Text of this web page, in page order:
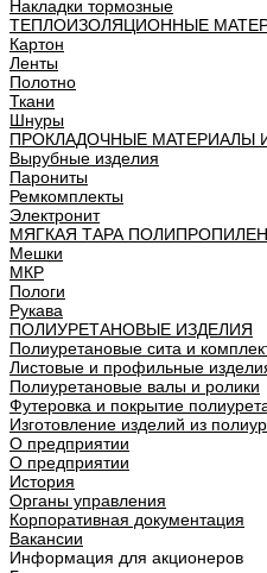
Накладки тормозные
ТЕПЛОИЗОЛЯЦИОННЫЕ
Картон
Ленты
Полотно
Ткани
Шнуры
ПРОКЛАДОЧНЫЕ МАТЕРИАЛЫ
Вырубные изделия
Парониты
Ремкомплекты
Электронит
МЯГКАЯ ТАРА
Мешки
МКР
Пологи
Рукава
ПОЛИУРЕТАНОВЫЕ ИЗДЕЛИЯ
Полиуретановые сита и
Листовые и профильные
Полиуретановые валы и ролики
Футеровка и покрытие
Изготовление изделий из
О предприятии
О предприятии
История
Органы управления
Корпоративная документация
Вакансии
Информация для акционеров